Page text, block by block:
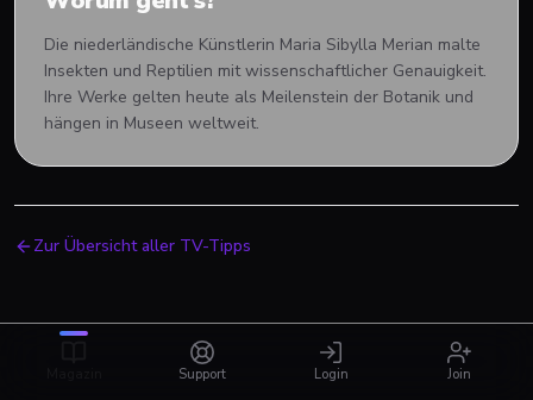
Die niederländische Künstlerin Maria Sibylla Merian malte
Insekten und Reptilien mit wissenschaftlicher Genauigkeit.
Ihre Werke gelten heute als Meilenstein der Botanik und
hängen in Museen weltweit.
Zur Übersicht aller TV-Tipps
Support Login Join